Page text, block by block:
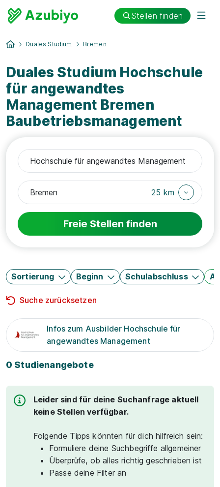
Stellen finden
Duales Studium Bremen
Duales Studium Hochschule
für angewandtes
Management Bremen
Baubetriebsmanagement
25 km
Freie Stellen finden
Sortierung Beginn Schulabschluss
Suche zurücksetzen
Infos zum Ausbilder Hochschule für
angewandtes Management
0 Studienangebote
Leider sind für deine Suchanfrage aktuell
keine Stellen verfügbar.
Folgende Tipps könnten für dich hilfreich sein:
Formuliere deine Suchbegriffe allgemeiner
Überprüfe, ob alles richtig geschrieben ist
Passe deine Filter an